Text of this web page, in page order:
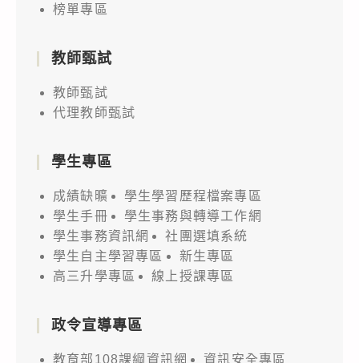
榜單專區
教師甄試
教師甄試
代理教師甄試
學生專區
成績缺曠
學生學習歷程檔案專區
學生手冊
學生事務與轉導工作網
學生事務資訊網
社團選填系統
學生自主學習專區
新生專區
高三升學專區
線上授課專區
政令宣導專區
教育部108課綱資訊網 資訊安全專區